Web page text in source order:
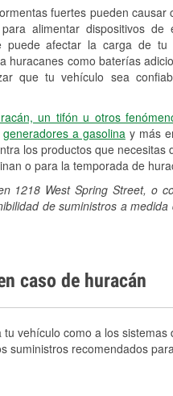
fuertes pueden causar
alimentar dispositivos de
puede afectar la carga de
huracanes como baterías
que tu vehículo sea
un tifón u otros
generadores a gasolinay más
los productos que necesitas
o para la temporada de
1218 West Spring Street, o
de suministros a
caso de huracán
vehículo como a los
recomendados